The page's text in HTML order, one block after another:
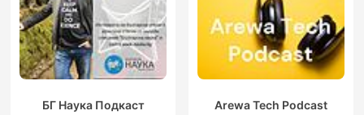
БГ Наука Подкаст Arewa Tech Podcast